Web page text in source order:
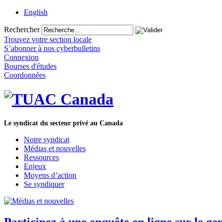
English
Rechercher
Trouvez votre section locale
S’abonner à nos cyberbulletins
Connexion
Bourses d'études
Coordonnées
Le syndicat du secteur privé au Canada
Notre syndicat
Médias et nouvelles
Ressources
Enjeux
Moyens d’action
Se syndiquer